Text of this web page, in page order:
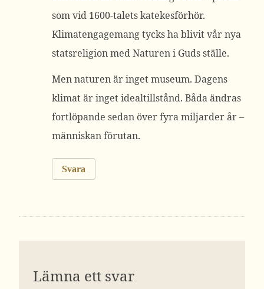
som vid 1600-talets katekesförhör.
Klimatengagemang tycks ha blivit vår nya
statsreligion med Naturen i Guds ställe.
Men naturen är inget museum. Dagens
klimat är inget idealtillstånd. Båda ändras
fortlöpande sedan över fyra miljarder år –
människan förutan.
Svara
Lämna ett svar